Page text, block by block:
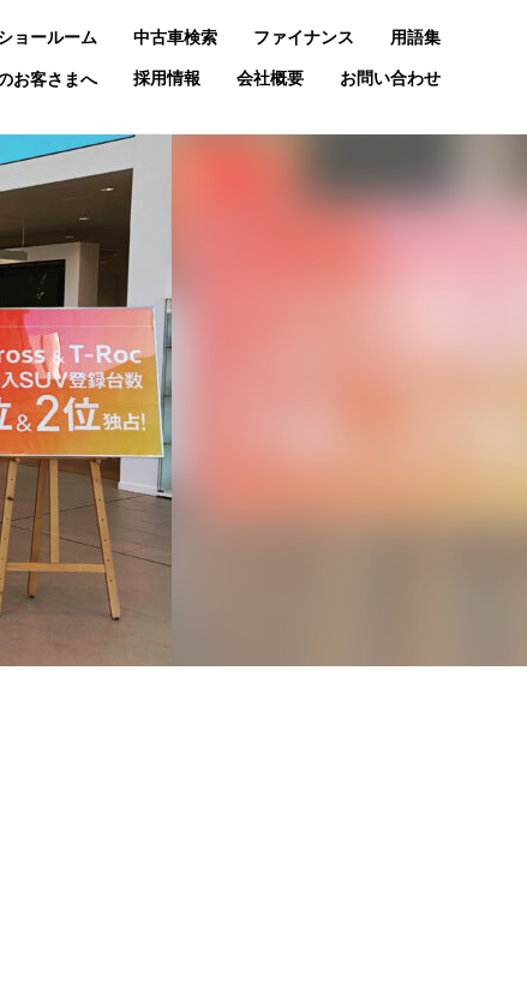
ョールーム 中古車検索 ファイナンス 用語集
お客さまへ 採用情報 会社概要 お問い合わせ